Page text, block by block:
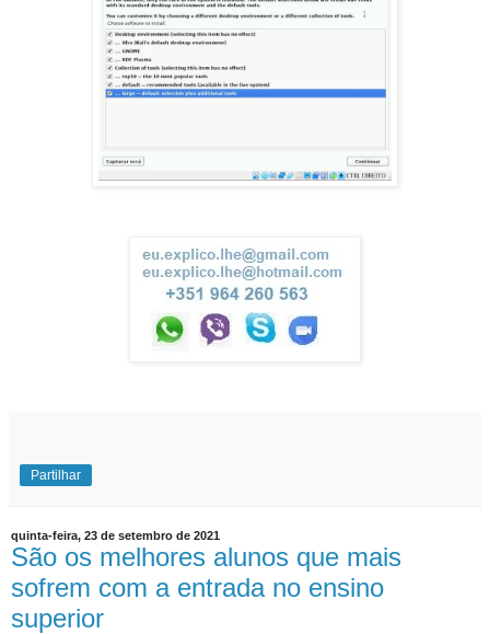
Partilhar
quinta-feira, 23 de setembro de 2021
São os melhores alunos que mais
sofrem com a entrada no ensino
superior